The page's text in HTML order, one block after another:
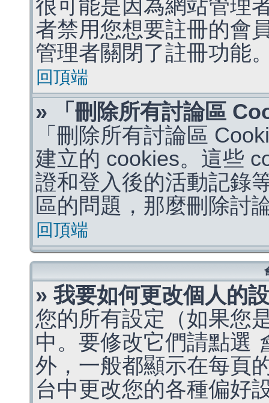
很可能是因為網站管理
者禁用您想要註冊的會
管理者關閉了註冊功能
回頂端
» 「刪除所有討論區
「刪除所有討論區
建立的 cookies。這些
證和登入後的活動記錄
區的問題，那麼刪除討
回頂端
» 我要如何更改個人的
您的所有設定（如果您
中。要修改它們請點選
外，一般都顯示在每頁
台中更改您的各種偏好